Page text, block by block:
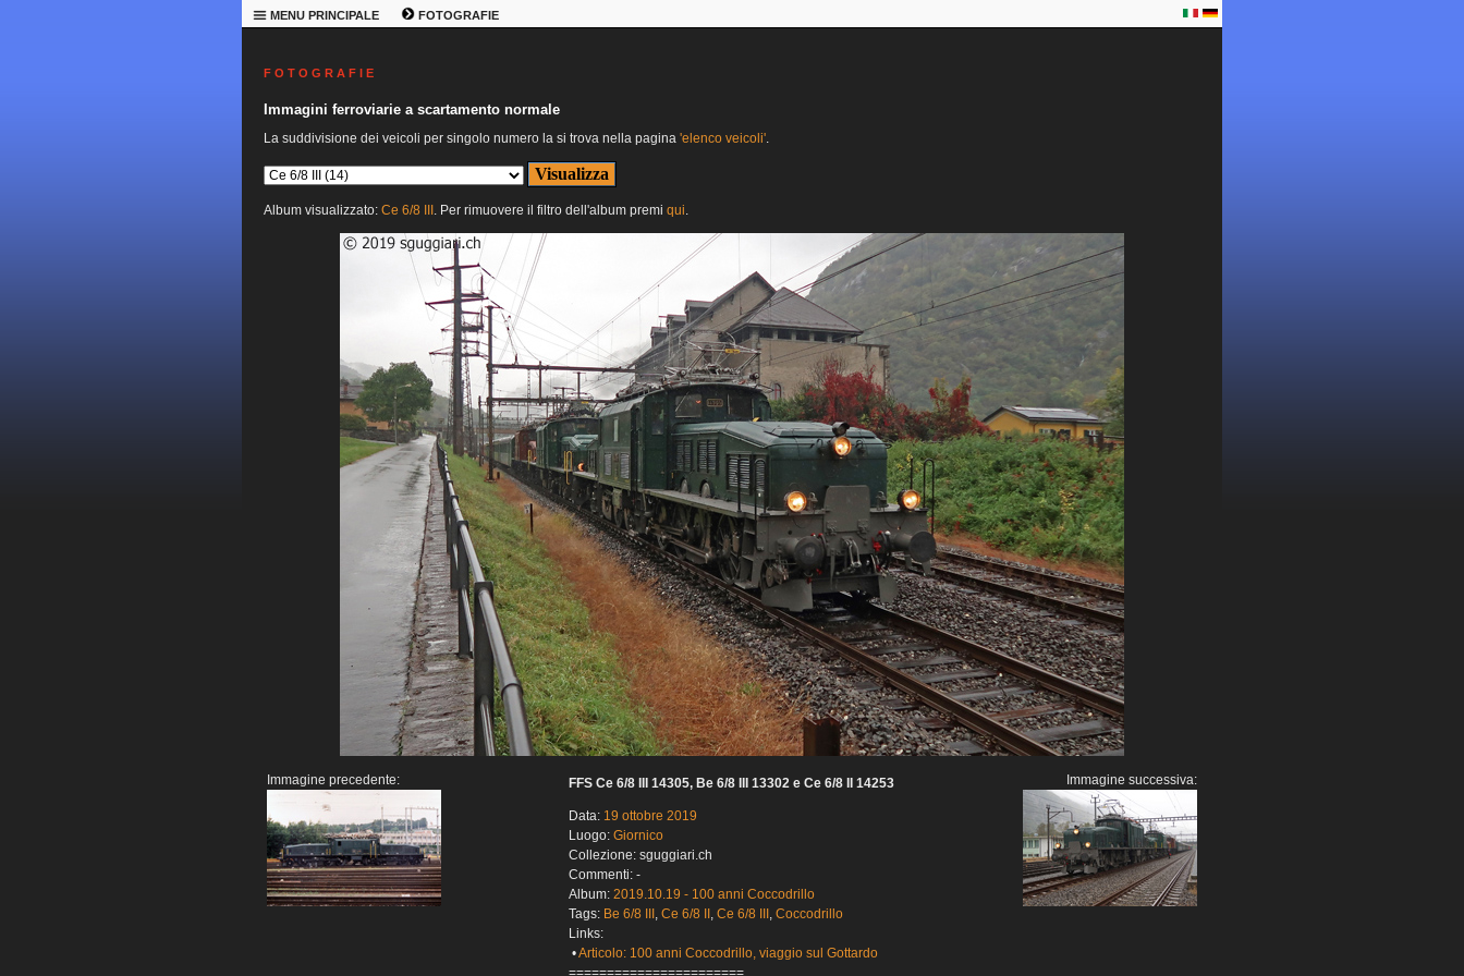
MENU PRINCIPALE FOTOGRAFIE
F O T O G R A F I E
Immagini ferroviarie a scartamento normale
La suddivisione dei veicoli per singolo numero la si trova nella pagina 'elenco veicoli'.
Album visualizzato: Ce 6/8 III . Per rimuovere il filtro dell'album premi qui.
Immagine precedente: FFS Ce 6/8 III 14305, Be 6/8 III 13302 e Ce 6/8 II 14253
Data: 19 ottobre 2019
Luogo: Giornico
Collezione: sguggiari.ch
Commenti: -
Album: 2019.10.19 - 100 anni Coccodrillo
Tags: Be 6/8 III , Ce 6/8 II , Ce 6/8 III , Coccodrillo
Links:
•Articolo: 100 anni Coccodrillo, viaggio sul Gottardo
Immagine successiva: